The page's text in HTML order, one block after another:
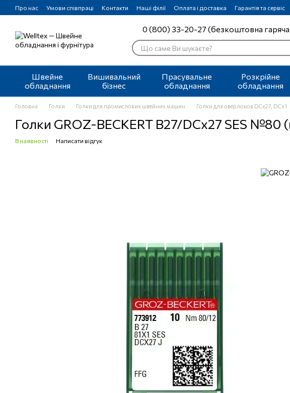
Перейти до основного контенту
Про нас Умови співпраці Контакти Наші філії Оплата і доставка Гарантія та сервіс
0 (800) 33-20-27 (безкоштовна гаряча
Швейне
обладнання
Вишивальний
бізнес
Прасувальне
обладнання
Розкрійне
обладнання
Головна Голки Голки для промислових швейних машин Голки для оверлоков DCх27, DCх1
Голки GROZ-BECKERT B27/DCx27 SES №80
В наявності Написати відгук